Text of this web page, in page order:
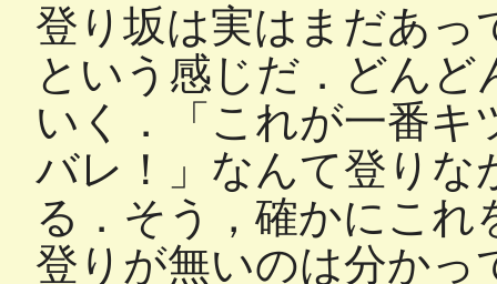
登り坂は実はまだあっ
という感じだ．どん
いく．「これが一番
バレ！」なんて登りな
る．そう，確かにこ
登りが無いのは分かっ